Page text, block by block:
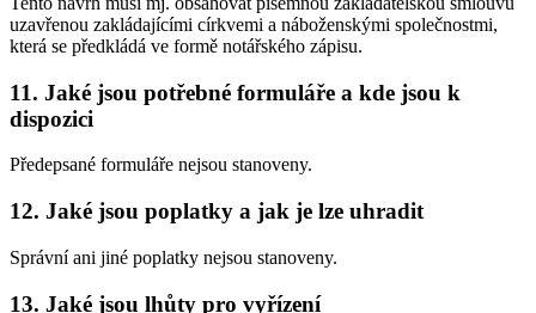
uzavřenou zakládajícími církvemi a náboženskými společnostmi,
která se předkládá ve formě notářského zápisu.
11. Jaké jsou potřebné formuláře a kde jsou k
dispozici
Předepsané formuláře nejsou stanoveny.
12. Jaké jsou poplatky a jak je lze uhradit
Správní ani jiné poplatky nejsou stanoveny.
13. Jaké jsou lhůty pro vyřízení